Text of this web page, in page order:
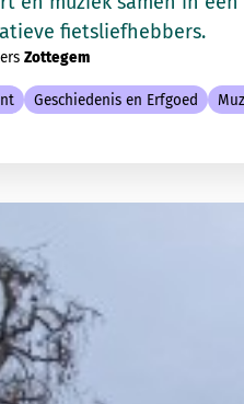
fietsliefhebbers.
Zottegem
Geschiedenis en Erfgoed